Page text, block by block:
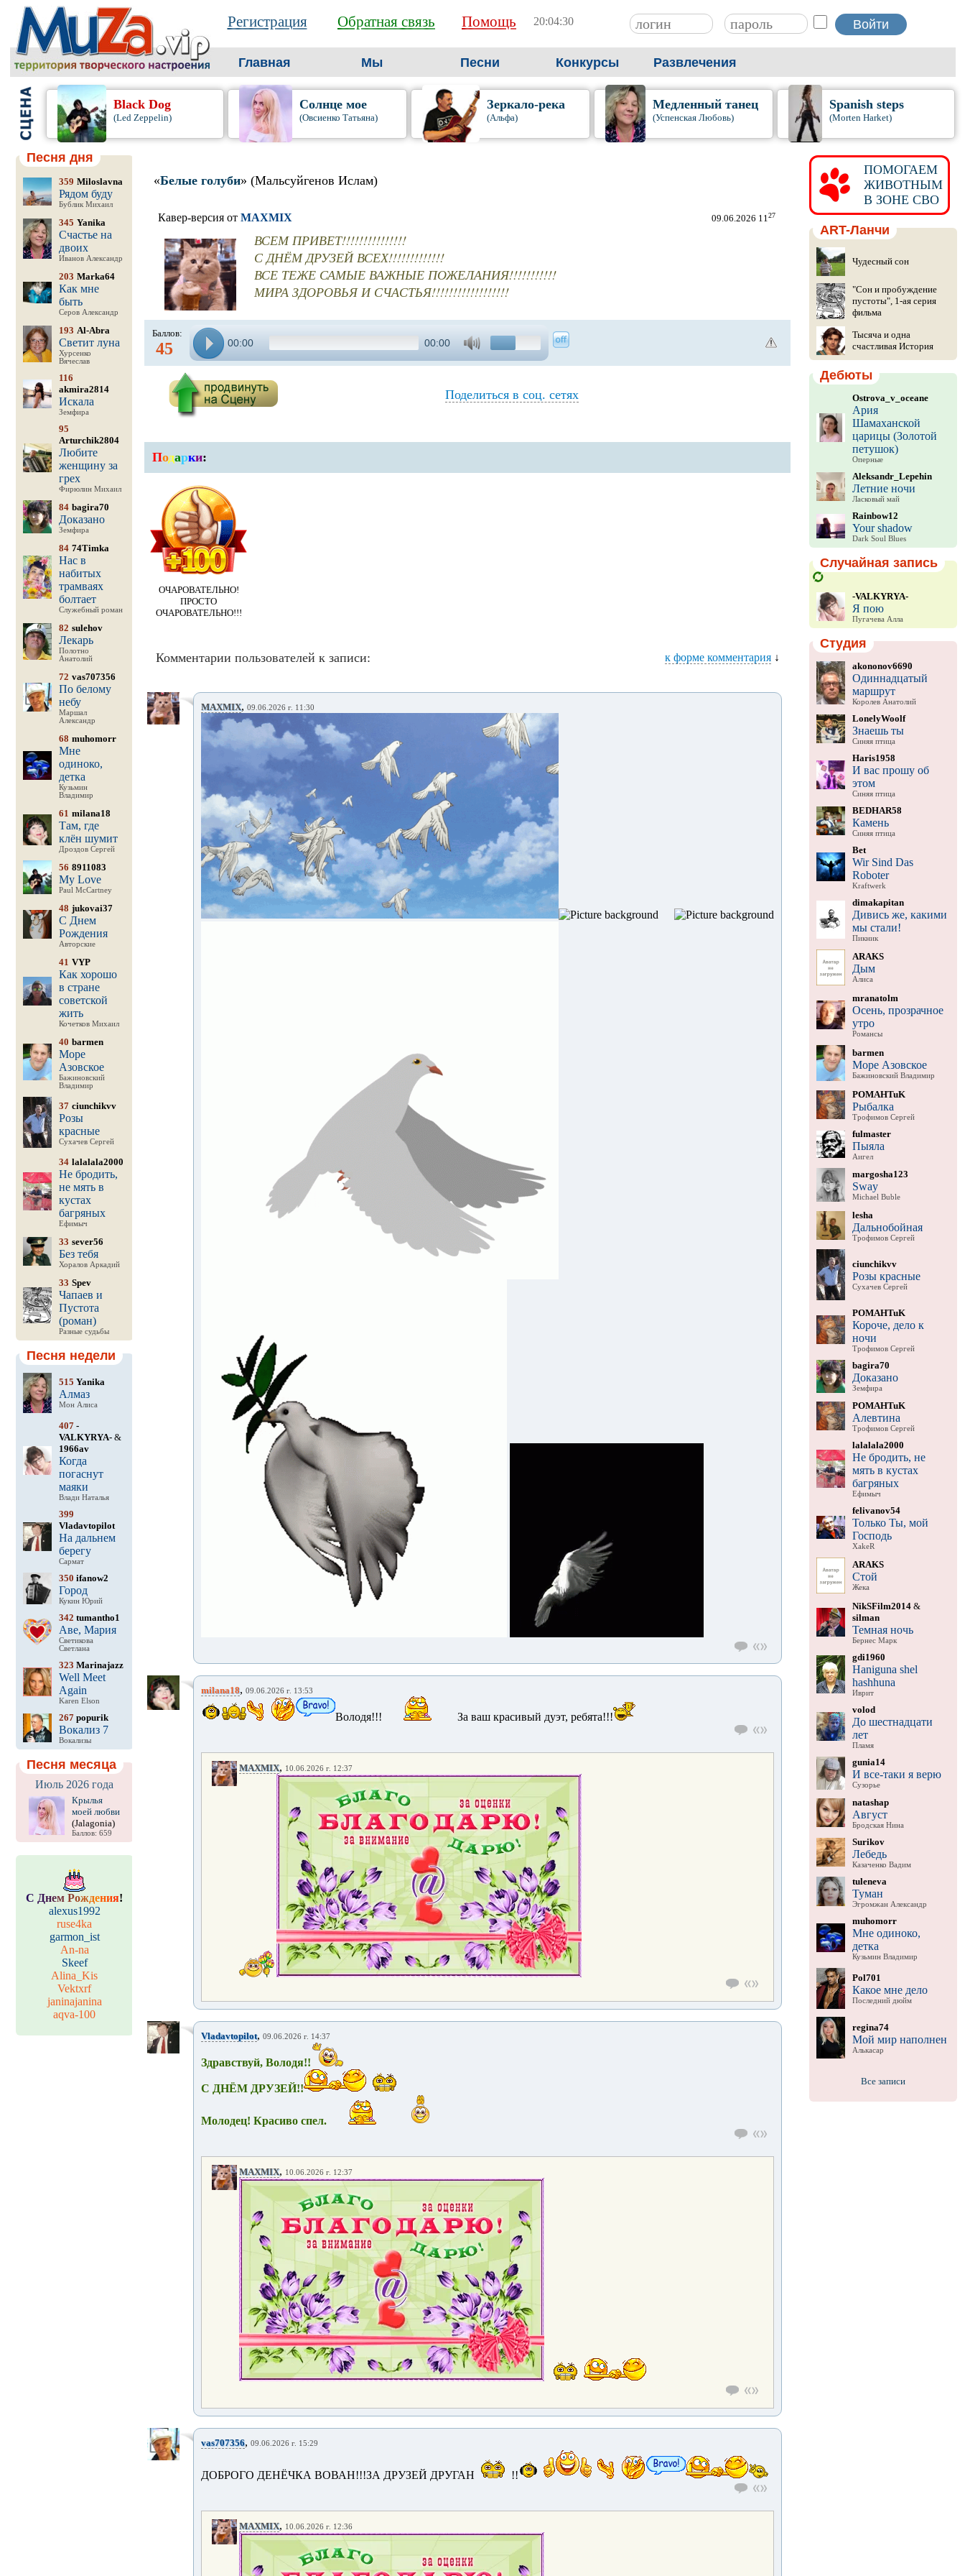
Регистрация Обратная связь Помощь 20:04:31
Главная Мы Песни Конкурсы Развлечения
Black Dog
(Led Zeppelin)
Солнце мое
(Овсиенко Татьяна)
Зеркало-река
(Альфа)
Медленный танец
(Успенская Любовь)
Spanish steps
(Morten Harket)
Песня дня
359 Miloslavna
Рядом буду
Бублик Михаил
345 Yanika
Счастье на
двоих
Иванов Александр
203 Marka64
Как мне
быть
Серов Александр
193 Al-Abra
Светит луна
Хурсенко
Вячеслав
116
akmira2814
Искала
Земфира
95
Arturchik2804
Любите
женщину за
грех
Фирюлин Михаил
84 bagira70
Доказано
Земфира
84 74Timka
Нас в
набитых
трамваях
болтает
Служебный роман
82 sulehov
Лекарь
Полотно
Анатолий
72 vas707356
По белому
небу
Маршал
Александр
68 muhomorr
Мне
одиноко,
детка
Кузьмин
Владимир
61 milana18
Там, где
клён шумит
Дроздов Сергей
56 8911083
My Love
Paul McCartney
48 jukovai37
С Днем
Рождения
Авторские
41 VYP
Как хорошо
в стране
советской
жить
Кочетков Михаил
40 barmen
Море
Азовское
Бажиновский
Владимир
37 ciunchikvv
Розы
красные
Сухачев Сергей
34 lalalala2000
Не бродить,
не мять в
кустах
багряных
Ефимыч
33 sever56
Без тебя
Хоралов Аркадий
33 Spev
Чапаев и
Пустота
(роман)
Разные судьбы
Песня недели
515 Yanika
Алмаз
Мон Алиса
407-
VALKYRYA-&
1966av
Когда
погаснут
маяки
Влади Наталья
399
Vladavtopilot
На дальнем
берегу
Сармат
350 ifanow2
Город
Кукин Юрий
342 tumantho1
Аве, Мария
Светикова
Светлана
323 Marinajazz
Well Meet
Again
Karen Elson
267popurik
Вокализ 7
Вокализы
Песня месяца
Июль 2026 года
Крылья
моей любви
(Jalagonia)
Баллов: 659
С Днем Рождения!
alexus1992
ruse4ka
garmon_ist
An-na
Skeef
Alina_Kis
Vektxrf
janinajanina
aqva-100
«Белые голуби» (Мальсуйгенов Ислам)
Кавер-версия от MAXMIX 09.06.2026 1127
ВСЕМ ПРИВЕТ!!!!!!!!!!!!!!!
С ДНЁМ ДРУЗЕЙ ВСЕХ!!!!!!!!!!!!!
ВСЕ ТЕЖЕ САМЫЕ ВАЖНЫЕ ПОЖЕЛАНИЯ!!!!!!!!!!!
МИРА ЗДОРОВЬЯ И СЧАСТЬЯ!!!!!!!!!!!!!!!!!!
Баллов:
45 00:00 00:00
Поделиться в соц. сетях
Подарки:
ОЧАРОВАТЕЛЬНО!
ПРОСТО
ОЧАРОВАТЕЛЬНО!!!
Комментарии пользователей к записи: к форме комментария↓
MAXMIX, 09.06.2026 г. 11:30
milana18, 09.06.2026 г. 13:53
Володя!!! За ваш красивый дуэт, ребята!!!
MAXMIX, 10.06.2026 г. 12:37
Vladavtopilot, 09.06.2026 г. 14:37
Здравствуй, Володя!!
С ДНЁМ ДРУЗЕЙ!!
Молодец! Красиво спел.
MAXMIX, 10.06.2026 г. 12:37
vas707356, 09.06.2026 г. 15:29
ДОБРОГО ДЕНЁЧКА ВОВАН!!!ЗА ДРУЗЕЙ ДРУГАН !!
MAXMIX, 10.06.2026 г. 12:36
ПОМОГАЕМ
ЖИВОТНЫМ
В ЗОНЕ СВО
ART-Ланчи
Чудесный сон
"Сон и пробуждение
пустоты", 1-ая серия
фильма
Тысяча и одна
счастливая История
Дебюты
Ostrova_v_oceane
Ария
Шамаханской
царицы (Золотой
петушок)
Оперные
Aleksandr_Lepehin
Летние ночи
Ласковый май
Rainbow12
Your shadow
Dark Soul Blues
Случайная запись
-VALKYRYA-
Я пою
Пугачева Алла
Студия
akononov6690
Одиннадцатый
маршрут
Королев Анатолий
LonelyWoolf
Знаешь ты
Синяя птица
Haris1958
И вас прошу об
этом
Синяя птица
BEDHAR58
Камень
Синяя птица
Bet
Wir Sind Das
Roboter
Kraftwerk
dimakapitan
Дивись же, какими
мы стали!
Пикник
ARAKS
Дым
Алиса
mranatolm
Осень, прозрачное
утро
Романсы
barmen
Море Азовское
Бажиновский Владимир
POMAHTuK
Рыбалка
Трофимов Сергей
fulmaster
Пыяла
Аигел
margosha123
Sway
Michael Buble
lesha
Дальнобойная
Трофимов Сергей
ciunchikvv
Розы красные
Сухачев Сергей
POMAHTuK
Короче, дело к
ночи
Трофимов Сергей
bagira70
Доказано
Земфира
POMAHTuK
Алевтина
Трофимов Сергей
lalalala2000
Не бродить, не
мять в кустах
багряных
Ефимыч
felivanov54
Только Ты, мой
Господь
XakeR
ARAKS
Стой
Жека
NikSFilm2014&
silman
Темная ночь
Бернес Марк
gdi1960
Haniguna shel
hashhuna
Иврит
volod
До шестнадцати
лет
Пламя
gunia14
И все-таки я верю
Сузорье
natashap
Август
Бродская Нина
Surikov
Лебедь
Казаченко Вадим
tuleneva
Туман
Эгромжан Александр
muhomorr
Мне одиноко,
детка
Кузьмин Владимир
Pol701
Какое мне дело
Последний дюйм
regina74
Мой мир наполнен
Алькасар
Все записи